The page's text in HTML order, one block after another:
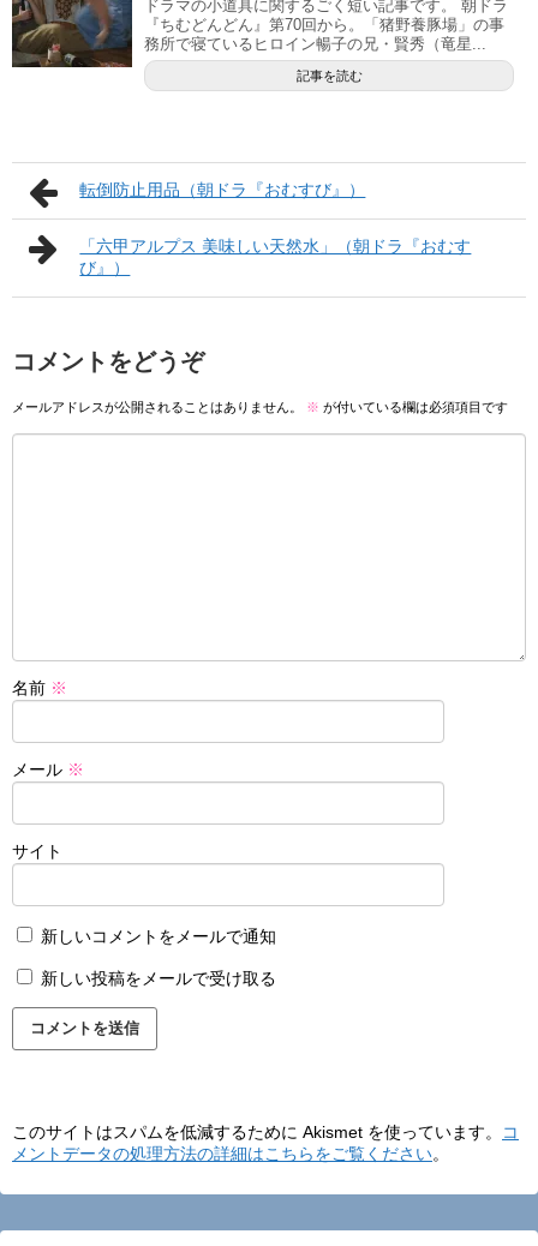
ドラマの小道具に関するごく短い記事です。 朝ドラ
『ちむどんどん』第70回から。「猪野養豚場」の事
務所で寝ているヒロイン暢子の兄・賢秀（竜星...
記事を読む
転倒防止用品（朝ドラ『おむすび』）
「六甲アルプス 美味しい天然水」（朝ドラ『おむす
び』）
コメントをどうぞ
メールアドレスが公開されることはありません。 ※ が付いている欄は必須項目です
名前 ※
メール ※
サイト
新しいコメントをメールで通知
新しい投稿をメールで受け取る
このサイトはスパムを低減するために Akismet を使っています。
コ
メントデータの処理方法の詳細はこちらをご覧ください。